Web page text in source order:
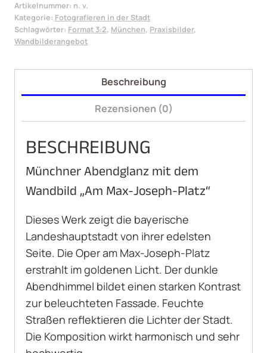
Joseph-
Platz
Menge
Artikelnummer: n. v.
Kategorie: Fotografieren in der Stadt
Schlagwörter: Format 3:2, München, Praxisbilder,
Wandbilderangebot
Beschreibung
Rezensionen (0)
BESCHREIBUNG
Münchner Abendglanz mit dem
Wandbild „Am Max-Joseph-Platz“
Dieses Werk zeigt die bayerische
Landeshauptstadt von ihrer edelsten
Seite. Die Oper am Max-Joseph-Platz
erstrahlt im goldenen Licht. Der dunkle
Abendhimmel bildet einen starken Kontrast
zur beleuchteten Fassade. Feuchte
Straßen reflektieren die Lichter der Stadt.
Die Komposition wirkt harmonisch und sehr